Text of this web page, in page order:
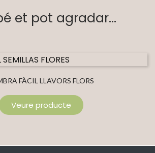
et pot agradar...
FÀCIL LLAVORS FLORS
Veure producte